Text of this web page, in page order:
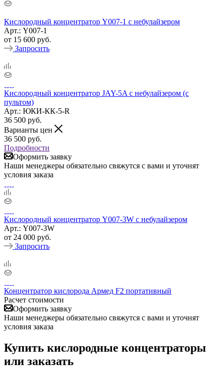
Кислородный концентратор Y007-1 с небулайзером
Арт.: Y007-1
от 15 600 руб.
Запросить
Кислородный концентратор JAY-5A с небулайзером (с
пультом)
Арт.: ЮКИ-КК-5-R
36 500 руб.
Варианты цен
36 500 руб.
Подробности
Оформить заявку
Наши менеджеры обязательно свяжутся с вами и уточнят
условия заказа
Кислородный концентратор Y007-3W с небулайзером
Арт.: Y007-3W
от 24 000 руб.
Запросить
Концентратор кислорода Армед F2 портативный
Расчет стоимости
Оформить заявку
Наши менеджеры обязательно свяжутся с вами и уточнят
условия заказа
Купить кислородные концентраторы
или заказать